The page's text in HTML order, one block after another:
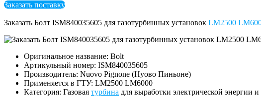
Заказать поставку
Заказать Болт ISM840035605 для газотурбинных установок LM2500
Оригинальное название: Bolt
Артикульный номер: ISM840035605
Производитель: Nuovo Pignone (Нуово Пиньоне)
Применяется в ГТУ: LM2500 LM6000
Категория: Газовая турбина для выработки электрической энергии